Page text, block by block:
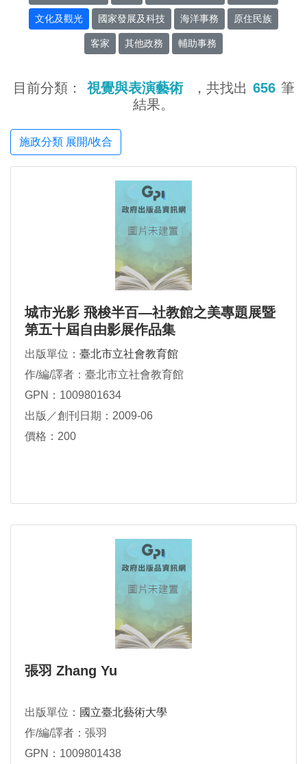
文化及觀光 國家發展及科技 海洋事務 原住民族
客家 其他政務 輔助事務
目前分類： 視覺與表演藝術 ，共找出 656 筆
結果。
施政分類 展開/收合
城市光影 飛梭半百—社教館之美專題展暨
第五十屆自由影展作品集
出版單位： 臺北市立社會教育館
作/編/譯者：臺北市立社會教育館
GPN：1009801634
出版／創刊日期：2009-06
價格：200
張羽 Zhang Yu
出版單位： 國立臺北藝術大學
作/編/譯者：張羽
GPN：1009801438